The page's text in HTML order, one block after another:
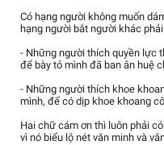
Có hạng người không muốn
hạng người bắt người khác
- Những người thích quyền lực
để bày tỏ mình đã ban ân huệ
- Những người thích khoe
mình, để có dịp khoe khoang
Hai chữ cám ơn thì luôn phải
vì nó biểu lộ nét văn minh và